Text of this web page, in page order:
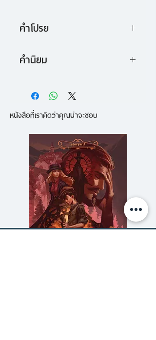
คำโปรย
เรื่องราวของ "ลูกแก้ว" เด็กสาวผู้มี
คำถามมากมายในใจ และดิ้นรนค้นหา
ปรึกษา" ที่ดีที่สุด นั่นคือ "มีมี่
ร์" โปรแกรมปัญญาประดิษฐ์ซึ่ง
สื่อสารโต้ตอบกับโปรแกรมที่เขียนขึ้น
โดยมีตัวผู้ใช้เป็นฐานข้อมูลหลัก เมื่อ
ลูกแก้วคุยกับ "มีมี่ร์" ก็เปรียบเสมือน
เธอกำลังพูดคุยและปรึกษากับตัวเอง
อีกคนหนึ่งที่ฉลาดกว่า รอบคอบกว่า
และจะอยู่เคียงข้างเธอเท่านั้น แต่ "มี
คำนิยม
เห็นกันได้ทั่วไป คือ การติดเทคโนโลยี
และปัญหาของเด็กวัยเรียน ที่ยัง
ค้นหาตัวตนแต่ไม่มีใครคอยให้คำ
แนะนำ
2. บอกเล่าเรื่องราวด้วยมุมมองที่ทัน
สมัยหากเฉียบคมและเป็นสากลยิ่ง
3. ชวนให้ทุกคนละสายตาจากหน้าจอ
สมองกล หันมาพิจารณาโลกด้วย
หนังสือที่เราคิดว่าคุณน่าจะชอบ